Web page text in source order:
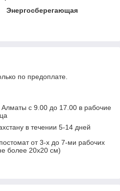
Энергосберегающая
по предоплате.
Алматы с 9.00 до 17.00 в рабочие
в течении 5-14 дней
от 3-х до 7-ми рабочих
более 20х20 см)